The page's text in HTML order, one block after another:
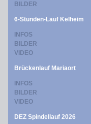
BILDER
6-Stunden-Lauf Kelheim
INFOS
BILDER
VIDEO
Brückenlauf Mariaort
INFOS
BILDER
VIDEO
DEZ Spindellauf 2026